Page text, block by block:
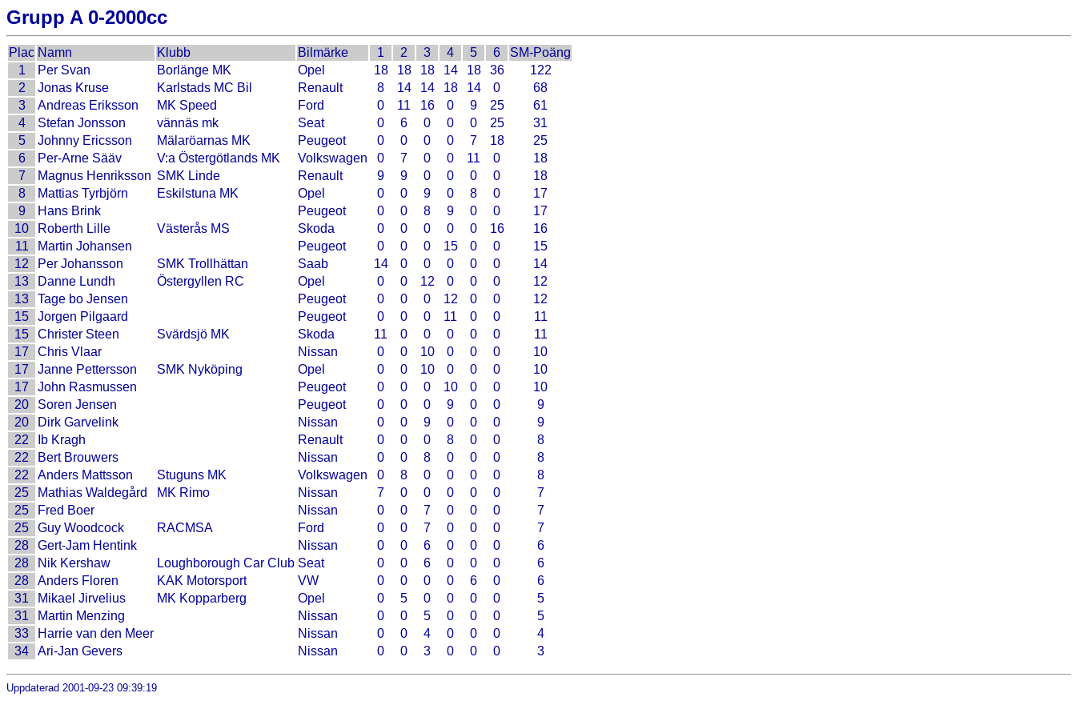
Grupp A 0-2000cc
Plac Namn Klubb Bilmärke 1 2 3 4 5 6
SM-Poäng
1
Per Svan Borlänge MK Opel 18 18 18 14 18 36
122
2
Jonas Kruse Karlstads MC Bil Renault 8 14 14 18 14 0
68
3
Andreas Eriksson MK Speed Ford 0 11 16 0 9 25
61
4
Stefan Jonsson vännäs mk Seat 0 6 0 0 0 25
31
5
Johnny Ericsson Mälaröarnas MK Peugeot 0 0 0 0 7 18
25
6
Per-Arne Sääv V:a Östergötlands MK Volkswagen 0 7 0 0 11 0
18
7
Magnus Henriksson SMK Linde Renault 9 9 0 0 0 0
18
8
Mattias Tyrbjörn Eskilstuna MK Opel 0 0 9 0 8 0
17
9
Hans Brink Peugeot 0 0 8 9 0 0
17
10
Roberth Lille Västerås MS Skoda 0 0 0 0 0 16
16
11
Martin Johansen Peugeot 0 0 0 15 0 0
15
12
Per Johansson SMK Trollhättan Saab 14 0 0 0 0 0
14
13
Danne Lundh Östergyllen RC Opel 0 0 12 0 0 0
12
13
Tage bo Jensen Peugeot 0 0 0 12 0 0
12
15
Jorgen Pilgaard Peugeot 0 0 0 11 0 0
11
15
Christer Steen Svärdsjö MK Skoda 11 0 0 0 0 0
11
17
Chris Vlaar Nissan 0 0 10 0 0 0
10
17
Janne Pettersson SMK Nyköping Opel 0 0 10 0 0 0
10
17
John Rasmussen Peugeot 0 0 0 10 0 0
10
20
Soren Jensen Peugeot 0 0 0 9 0 0
9
20
Dirk Garvelink Nissan 0 0 9 0 0 0
9
22
Ib Kragh Renault 0 0 0 8 0 0
8
22
Bert Brouwers Nissan 0 0 8 0 0 0
8
22
Anders Mattsson Stuguns MK Volkswagen 0 8 0 0 0 0
8
25
Mathias Waldegård MK Rimo Nissan 7 0 0 0 0 0
7
25
Fred Boer Nissan 0 0 7 0 0 0
7
25
Guy Woodcock RACMSA Ford 0 0 7 0 0 0
7
28
Gert-Jam Hentink Nissan 0 0 6 0 0 0
6
28
Nik Kershaw Loughborough Car Club Seat 0 0 6 0 0 0
6
28
Anders Floren KAK Motorsport VW 0 0 0 0 6 0
6
31
Mikael Jirvelius MK Kopparberg Opel 0 5 0 0 0 0
5
31
Martin Menzing Nissan 0 0 5 0 0 0
5
33
Harrie van den Meer Nissan 0 0 4 0 0 0
4
34
Ari-Jan Gevers Nissan 0 0 3 0 0 0 3
Uppdaterad 2001-09-23 09:39:19